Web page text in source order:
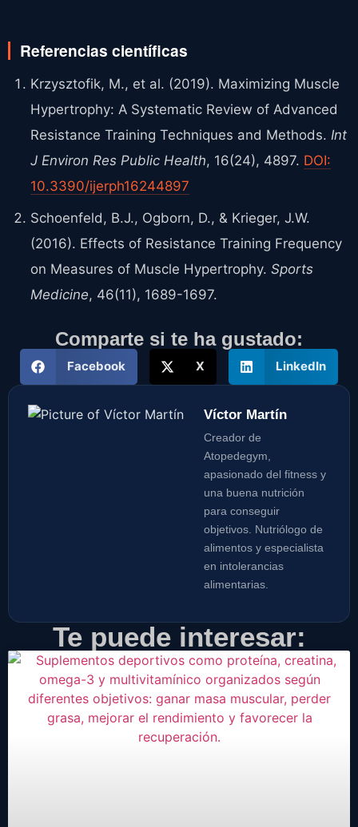
Referencias científicas
Krzysztofik, M., et al. (2019). Maximizing Muscle
Hypertrophy: A Systematic Review of Advanced
Resistance Training Techniques and Methods. Int
J Environ Res Public Health, 16(24), 4897. DOI:
10.3390/ijerph16244897
Schoenfeld, B.J., Ogborn, D., & Krieger, J.W.
(2016). Effects of Resistance Training Frequency
on Measures of Muscle Hypertrophy. Sports
Medicine, 46(11), 1689-1697.
Comparte si te ha gustado:
Facebook X LinkedIn
Víctor Martín
Creador de
Atopedegym,
apasionado del fitness y
una buena nutrición
para conseguir
objetivos. Nutriólogo de
alimentos y especialista
en intolerancias
alimentarias.
Te puede interesar: